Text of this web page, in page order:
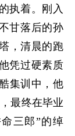
执着。刚入
甘落后的孙
，清晨的跑
凭过硬素质
集训中，他
最终在毕业
三郎”的绰